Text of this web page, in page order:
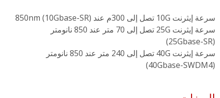
سرعة إيثرنت 10G تصل إلى 300م عند 850nm (10Gbase-SR)
سرعة إيثرنت 25G تصل إلى 70 متر عند 850 نانومتر
(25Gbase-SR)
سرعة إيثرنت 40G تصل إلى 240 متر عند 850 نانومتر
(40Gbase-SWDM4)